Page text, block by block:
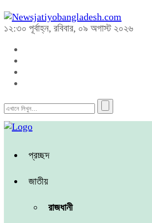
১২:৩০ পূর্বাহ্ন, রবিবার, ০৯ অগাস্ট ২০২৬
প্রচ্ছদ
জাতীয়
রাজধানী